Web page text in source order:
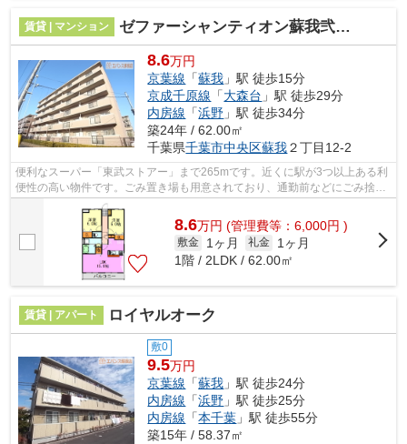
賃貸 | マンション ゼファーシャンティオン蘇我弐番館
8.6万円
京葉線 「蘇我 」駅 徒歩15分
京成千原線 「大森台 」駅 徒歩29分
内房線 「浜野 」駅 徒歩34分
築24年 / 62.00㎡
千葉県千葉市中央区蘇我２丁目12-2
便利なスーパー「東武ストアー」まで265mです。近くに駅が3つ以上ある利
便性の高い物件です。ごみ置き場も用意されており、通勤前などにごみ捨て
可能です。「ゼファーシャンティオン蘇...
8.6万円 (管理費等：6,000円 )
敷金 1ヶ月 礼金
1ヶ月
1階 / 2LDK / 62.00㎡
賃貸 | アパート ロイヤルオーク
敷0
9.5万円
京葉線 「蘇我 」駅 徒歩24分
内房線 「浜野 」駅 徒歩25分
内房線 「本千葉 」駅 徒歩55分
築15年 / 58.37㎡